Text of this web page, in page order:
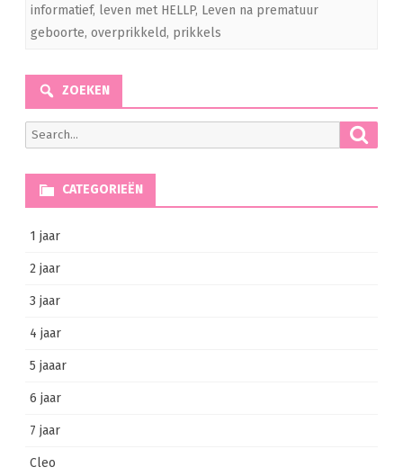
informatief, leven met HELLP, Leven na prematuur
geboorte, overprikkeld, prikkels
ZOEKEN
Search
for:
CATEGORIEËN
1 jaar
2 jaar
3 jaar
4 jaar
5 jaaar
6 jaar
7 jaar
Cleo